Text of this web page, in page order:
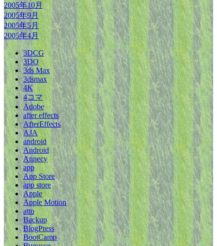
2005年10月
2005年9月
2005年5月
2005年4月
3DCG
3DO
3ds Max
3dsmax
4K
4コマ
Adobe
after effects
AfterEffects
AJA
android
Android
Annecy
app
App Store
app store
Apple
Apple Motion
atto
Backup
BlogPress
BootCamp